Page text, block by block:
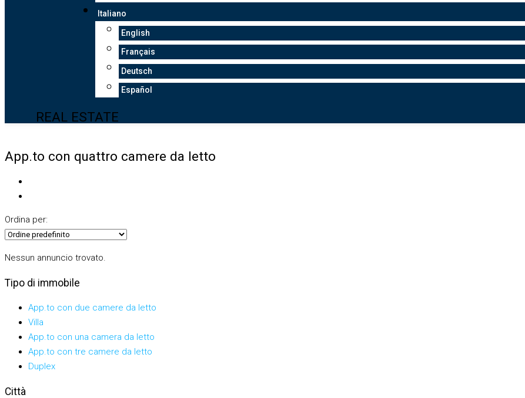
Italiano
English
Français
Deutsch
Español
REAL ESTATE
App.to con quattro camere da letto
Ordina per:
Nessun annuncio trovato.
Tipo di immobile
App.to con due camere da letto
Villa
App.to con una camera da letto
App.to con tre camere da letto
Duplex
Città